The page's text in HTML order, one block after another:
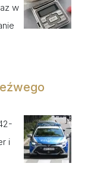
w
i